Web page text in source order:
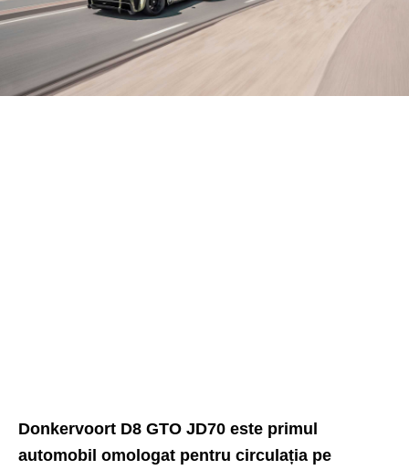
Donkervoort D8 GTO JD70 este primul
automobil omologat pentru circulația pe